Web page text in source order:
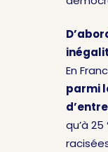
En
parmi
qu’à